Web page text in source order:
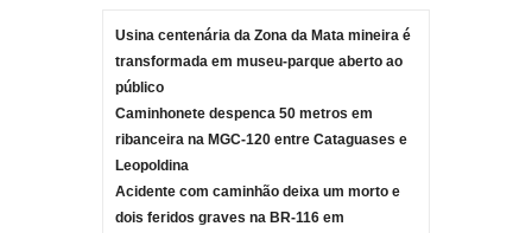
Usina centenária da Zona da Mata mineira é
transformada em museu-parque aberto ao
público
Caminhonete despenca 50 metros em
ribanceira na MGC-120 entre Cataguases e
Leopoldina
Acidente com caminhão deixa um morto e
dois feridos graves na BR-116 em